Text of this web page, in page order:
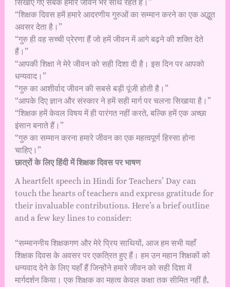
सिखाए गए सबक हमारे जीवन भर साथ रहते हैं।”
“शिक्षक दिवस हमें हमारे आदरणीय गुरुओं का सम्मान करने का एक अद्भुत
अवसर देता है।”
“गुरु ही वह सच्ची प्रेरणा हैं जो हमें जीवन में आगे बढ़ने की शक्ति देते
हैं।”
“आपकी शिक्षा ने मेरे जीवन को सही दिशा दी है। इस दिन पर आपको
धन्यवाद।”
“गुरु का आशीर्वाद जीवन की सबसे बड़ी पूंजी होती है।”
“आपके दिए ज्ञान और संस्कार ने हमें सही मार्ग पर चलना सिखाया है।”
“शिक्षक हमें केवल विषय में ही पारंगत नहीं करते, बल्कि हमें एक अच्छा
इंसान बनाते हैं।”
“गुरु का सम्मान करना हमारे जीवन का एक महत्वपूर्ण हिस्सा होना
चाहिए।”
छात्रों के लिए हिंदी में शिक्षक दिवस पर भाषण
A heartfelt speech in Hindi for Teachers’ Day can
touch the hearts of teachers and express gratitude for
their invaluable contributions. Here’s a brief outline
and a few key lines to consider:
“सम्माननीय शिक्षकगण और मेरे प्रिय साथियों, आज हम सभी यहाँ
शिक्षक दिवस के अवसर पर एकत्रित हुए हैं। हम उन महान शिक्षकों को
धन्यवाद देने के लिए यहाँ हैं जिन्होंने हमारे जीवन को सही दिशा में
मार्गदर्शन किया। एक शिक्षक का महत्व केवल कक्षा तक सीमित नहीं है,